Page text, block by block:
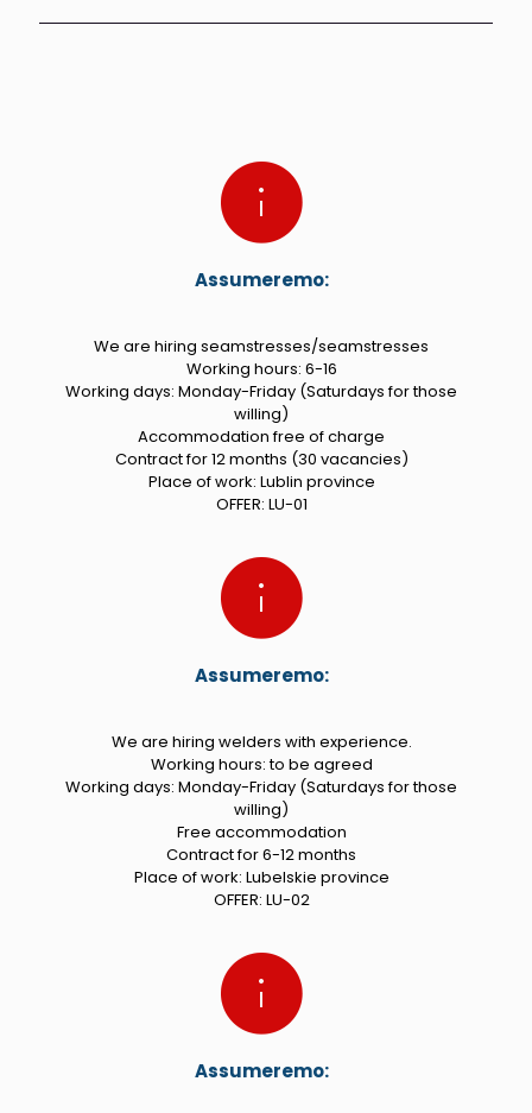
Assumeremo:
We are hiring seamstresses/seamstresses
Working hours: 6-16
Working days: Monday-Friday (Saturdays for those
willing)
Accommodation free of charge
Contract for 12 months (30 vacancies)
Place of work: Lublin province
OFFER: LU-01
Assumeremo:
We are hiring welders with experience.
Working hours: to be agreed
Working days: Monday-Friday (Saturdays for those
willing)
Free accommodation
Contract for 6-12 months
Place of work: Lubelskie province
OFFER: LU-02
Assumeremo: